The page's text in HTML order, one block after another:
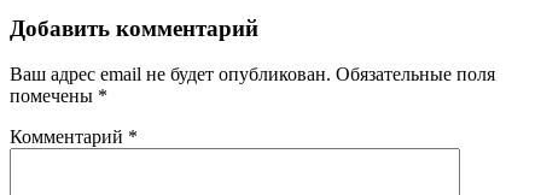
записям
Добавить комментарий
Ваш адрес email не будет опубликован. Обязательные поля
помечены *
Комментарий *